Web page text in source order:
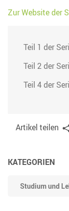
Zur Website der
Teil 1 der
Teil 2 der
Teil 4 der
Artikel teilen
KATEGORIEN
Studium und